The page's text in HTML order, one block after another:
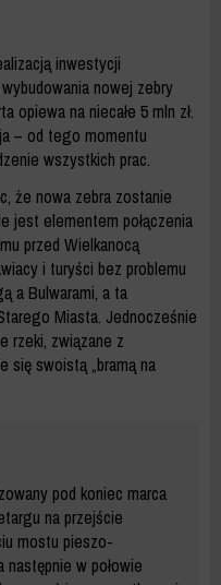
inwestycji
nowej zebry
opiewa na niecałe 5 mln zł.
– od tego momentu
wszystkich prac.
że nowa zebra zostanie
jest elementem połączenia
przed Wielkanocą
i turyści bez problemu
a Bulwarami, a ta
Miasta. Jednocześnie
rzeki, związane z
się swoistą „bramą na
pod koniec marca
na przejście
mostu pieszo-
w połowie